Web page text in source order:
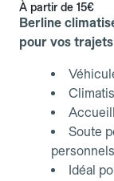
À partir de 15€
Berline
pour vos
Soute
personnels
Idéal